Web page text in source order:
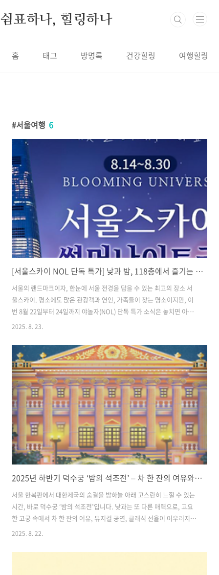
쉼표하나, 힐링하나
홈 태그 방명록 건강힐링 여행힐링
서울여행 6
[서울스카이 NOL 단독 특가] 낮과 밤, 118층에서 즐기는 환상적인 서울 뷰 & 블루밍 유니버스 꽃 전시
서울의 랜드마크이자, 한눈에 서울 전경을 담을 수 있는 최고의 장소 서
울스카이. 평소에도 많은 관광객과 연인, 가족들이 찾는 명소이지만, 이
번 8월 22일부터 24일까지 야놀자(NOL) 단독 특가 소식은 놓치면 아까
운 기회입니다. 낮과 밤, 완전히 다른 매력을 가진 서울스카이에서 하루
까지 자세히 소개해드릴게요. 목차1. 서울스카이 단독 특가, 이게 진짜
꿀이야! 2. 낮과 밤, 완전히 다른 서울스카이의 매력 3. 엘리베이터 1분
만에 118층, 상상만 해도 스릴 만점! 4. NOL 특가 예매 방법 5. 서울스카
이에서 즐기는 특별한 하루 코스 제안 6. 놓치면 후회! 이번 특가, 반드시
기억해야 할 이유 7. 서울스카이 정보 서울..
2025. 8. 23.
2025년 하반기 덕수궁 ‘밤의 석조전’ – 차 한 잔의 여유와 클래식·뮤지컬 공연이 있는 로맨틱 야간 프로그램 완벽 가이드
서울 한복판에서 대한제국의 숨결을 밤하늘 아래 고스란히 느낄 수 있는
시간, 바로 덕수궁 ‘밤의 석조전’입니다. 낮과는 또 다른 매력으로, 고요
한 고궁 속에서 차 한 잔의 여유, 뮤지컬 공연, 클래식 선율이 어우러지는
특별한 경험을 선사하죠. 특히 2025년 하반기에는 더욱 풍성한 프로그램
스팅에서는 예매 방법, 주요 일정, 프로그램 구성부터 꿀팁까지 모든 정
2025. 8. 22.